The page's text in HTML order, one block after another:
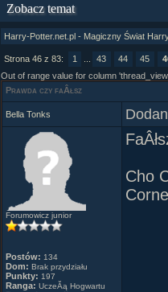
Zobacz temat
Harry-Potter.net.pl - Magiczny Świat
Strona 46 z 83: 1 43 44 45
Out of range value for column
Prawda czy faÂłsz
Bella Tonks
Forumowicz junior
Postów: 134
Dom: Brak przydziału
Punkty: 197
Ranga: UczeĂą Hogwartu
Cho